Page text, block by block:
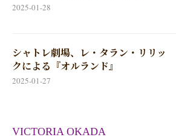
2025-01-28
シャトレ劇場、レ・タラン・リリッ
クによる『オルランド』
2025-01-27
VICTORIA OKADA